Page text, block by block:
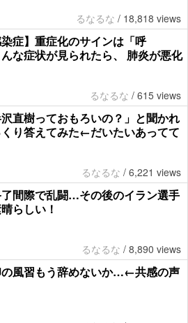
るなるな / 18,818 views
染症】重症化のサインは「呼
な症状が見られたら、 肺炎が悪化
るなるな / 615 views
直樹っておもろいの？」と聞かれ
り答えてみた←だいたいあってて
るなるな / 6,221 views
間際で乱闘…その後のイラン選手
らしい！
るなるな / 8,890 views
の風習もう辞めないか…←共感の声